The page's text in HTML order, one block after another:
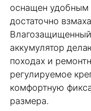
оснащен
достаточно
аккумулятор
походах и
регулируемое
комфортную
размера.